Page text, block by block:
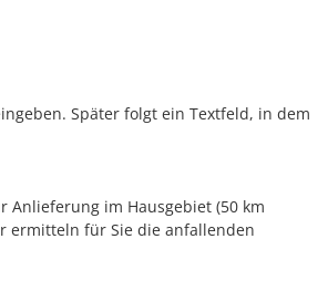
Später folgt ein Textfeld, in dem
Anlieferung im Hausgebiet (50 km
ermitteln für Sie die anfallenden